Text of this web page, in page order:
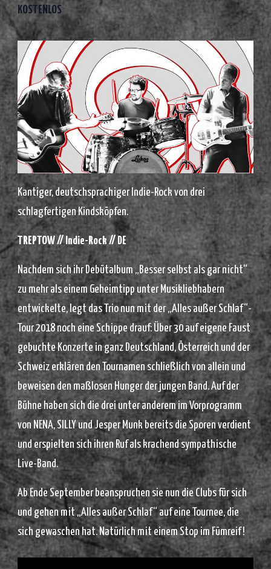
KOSTENLOS
Kantiger, deutschsprachiger Indie-Rock von drei
schlagfertigen Kindsköpfen.
TREPTOW // Indie-Rock // DE
Nachdem sich ihr Debütalbum „Besser selbst als gar nicht“
zu mehr als einem Geheimtipp unter Musikliebhabern
entwickelte, legt das Trio nun mit der „Alles außer Schlaf“-
Tour 2018 noch eine Schippe drauf: Über 30 auf eigene Faust
gebuchte Konzerte in ganz Deutschland, Österreich und der
Schweiz erklären den Tournamen schließlich von allein und
beweisen den maßlosen Hunger der jungen Band. Auf der
Bühne haben sich die drei unter anderem im Vorprogramm
von NENA, SILLY und Jesper Munk bereits die Sporen verdient
und erspielten sich ihren Ruf als krachend sympathische
Live-Band.
Ab Ende September beanspruchen sie nun die Clubs für sich
und gehen mit „Alles außer Schlaf“ auf eine Tournee, die
sich gewaschen hat. Natürlich mit einem Stop im Fümreif !